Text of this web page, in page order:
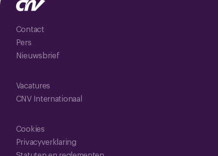
Contact
Pers
Nieuwsbrief
Vacatures
CNV Internationaal
Cookies
Privacyverklaring